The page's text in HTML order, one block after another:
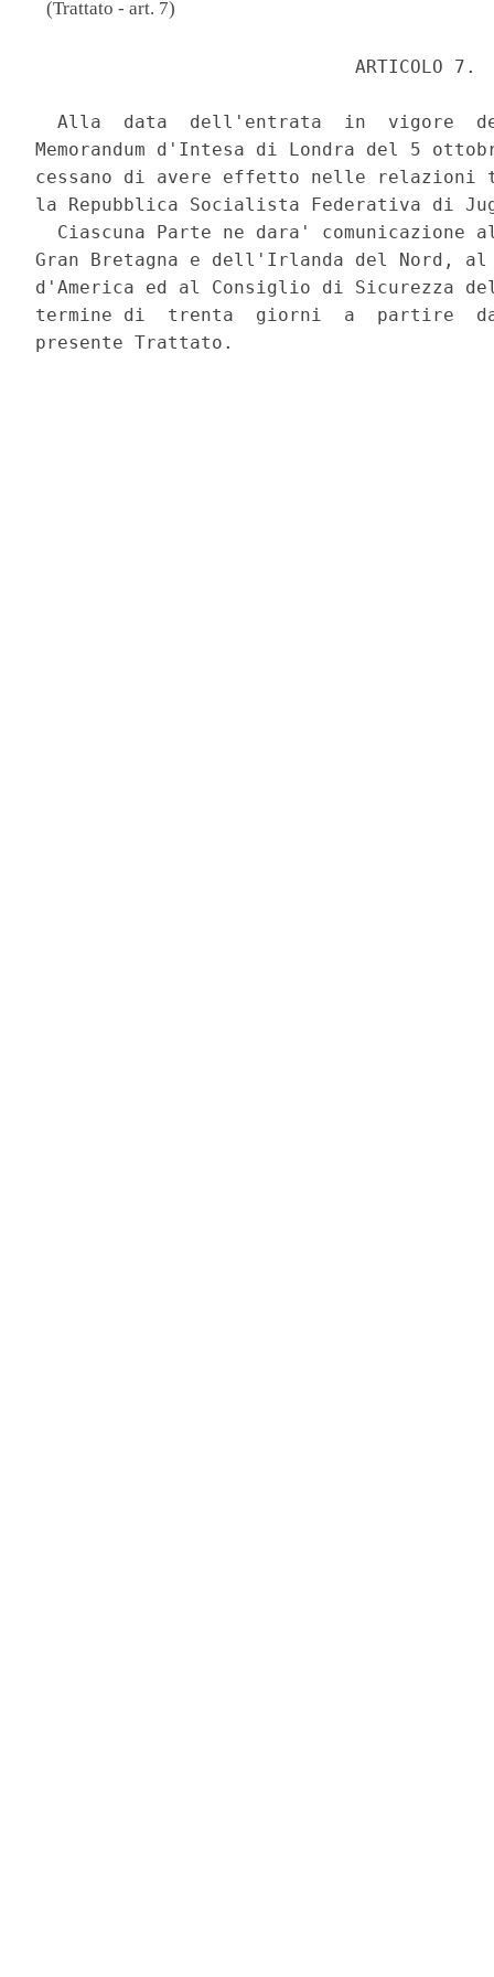
(Trattato - art. 7)
                             ARTICOLO 7.
Alla  data  dell'entrata  in  vigore
Memorandum d'Intesa di Londra del 5
cessano di avere effetto nelle relazioni
la Repubblica Socialista Federativa di
Ciascuna Parte ne dara' comunicazione
Gran Bretagna e dell'Irlanda del Nord,
d'America ed al Consiglio di Sicurezza
termine di  trenta  giorni  a  partire